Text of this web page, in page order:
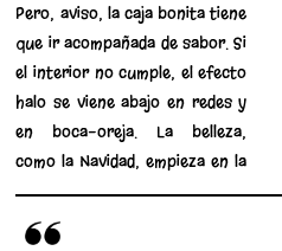
Pero, aviso, la caja bonita tiene
que ir acompañada de sabor. Si
el interior no cumple, el efecto
halo se viene abajo en redes y
en boca-oreja. La belleza,
como la Navidad, empieza en la
puerta pero se prueba en el